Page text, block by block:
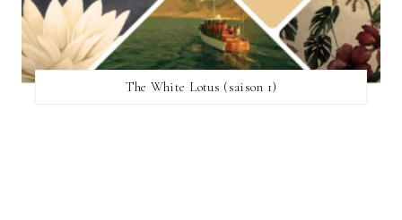
The White Lotus (saison 1)